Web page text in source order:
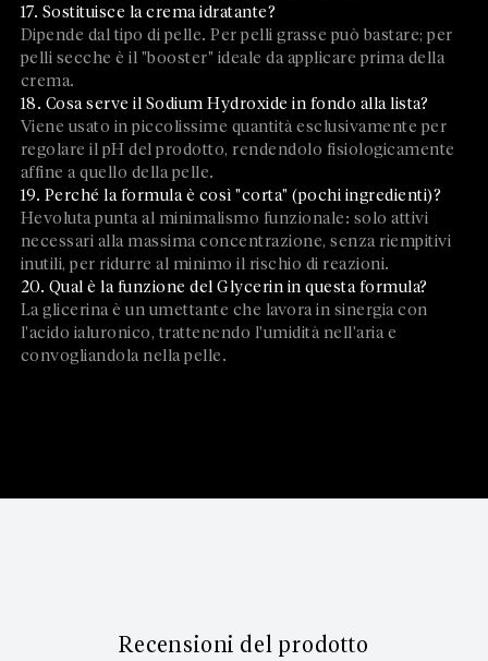
17. Sostituisce la crema idratante?
Dipende dal tipo di pelle. Per pelli grasse può bastare; per
pelli secche è il "booster" ideale da applicare prima della
crema.
18. Cosa serve il Sodium Hydroxide in fondo alla lista?
Viene usato in piccolissime quantità esclusivamente per
regolare il pH del prodotto, rendendolo fisiologicamente
affine a quello della pelle.
19. Perché la formula è così "corta" (pochi ingredienti)?
Hevoluta punta al minimalismo funzionale: solo attivi
necessari alla massima concentrazione, senza riempitivi
inutili, per ridurre al minimo il rischio di reazioni.
20. Qual è la funzione del Glycerin in questa formula?
La glicerina è un umettante che lavora in sinergia con
l'acido ialuronico, trattenendo l'umidità nell'aria e
convogliandola nella pelle.
Recensioni del prodotto